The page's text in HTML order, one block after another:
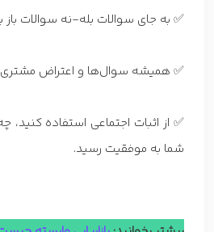
✅ به جای سوالات بله-نه سوالات باز
✅ همیشه سوال‌ها و اعتراض مشتری
✅ از اثبات اجتماعی استفاده
شما به موفقیت رسید.